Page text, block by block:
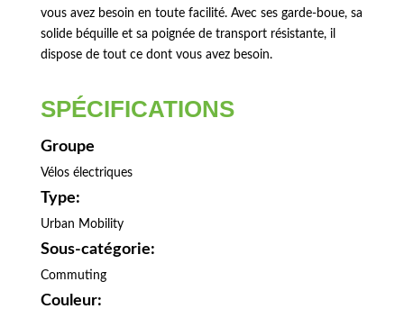
vous avez besoin en toute facilité. Avec ses garde-boue, sa
solide béquille et sa poignée de transport résistante, il
dispose de tout ce dont vous avez besoin.
SPÉCIFICATIONS
Groupe
Vélos électriques
Type:
Urban Mobility
Sous-catégorie:
Commuting
Couleur: